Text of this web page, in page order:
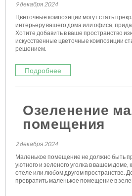
9 декабря 2024
Цветочные композиции могут стать
интерьеру вашего дома или офиса,
Хотите добавить в ваше пространство
искусственные цветочные композиции
решением.
Подробнее
Озеленение
помещения
2 декабря 2024
Маленькое помещение не должно быть
уютного и зеленого уголка в вашем доме,
отеле или любом другом пространстве.
превратить маленькое помещение в